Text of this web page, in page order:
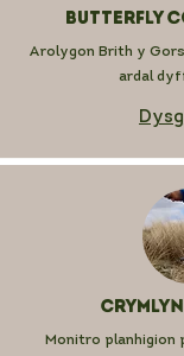
Butterfly
Arolygon Brith y
ardal
Monitro planhigion